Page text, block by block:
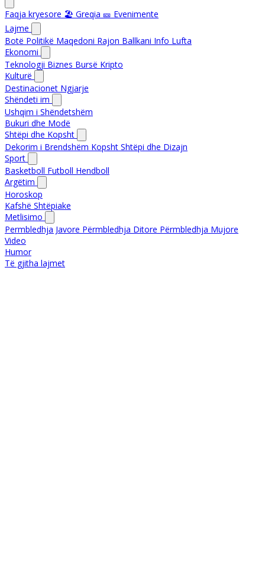
Faqja kryesore 🏖️ Greqia 🎫 Evenimente
Lajme
Botë Politikë Maqedoni Rajon Ballkani Info Lufta
Ekonomi
Teknologji Biznes Bursë Kripto
Kulturë
Destinacionet Ngjarje
Shëndeti im
Ushqim i Shëndetshëm
Bukuri dhe Modë
Shtëpi dhe Kopsht
Dekorim i Brendshëm Kopsht Shtëpi dhe Dizajn
Sport
Basketboll Futboll Hendboll
Argëtim
Horoskop
Kafshë Shtëpiake
Metlisimo
Permbledhja Javore Përmbledhja Ditore Përmbledhja Mujore
Video
Humor
Të gjitha lajmet